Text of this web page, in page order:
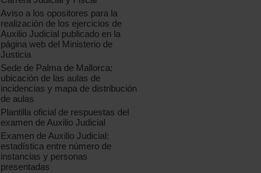
Aviso a los opositores para la
realización de los ejercicios de
Auxilio Judicial publicado en la
página web del Ministerio de
Justicia
Sede de Palma de Mallorca:
ubicación de las aulas de
incidencias y mapa de distribución
de aulas
Plantilla oficial de respuestas del
examen de Auxilio Judicial
Examen de Auxilio Judicial:
estadística entre número de
instancias y personas
presentadas